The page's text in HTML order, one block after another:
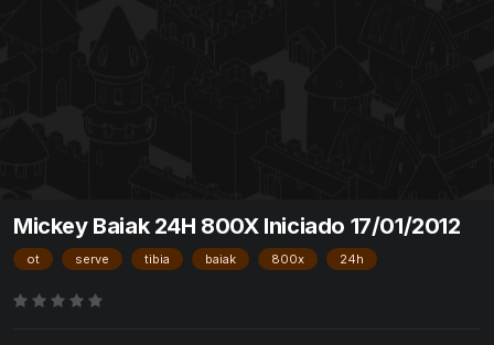
Mickey Baiak 24H 800X Iniciado 17/01/2012
ot serve tibia baiak 800x 24h